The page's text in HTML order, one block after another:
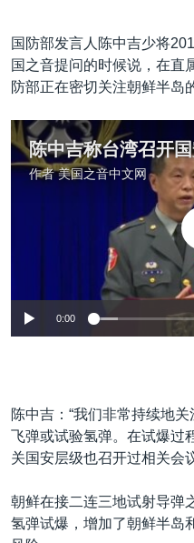
国防部发言人陈中吉少将
国之音提问的时候说，在直
防部正在密切关注朝鲜半岛
作者美国之音中文网
没有
0:00
陈中吉：“我们非常持续地
飞弹或试验氢弹。在试爆过
关国安层级也召开过相关会
朝鲜在接二连三地试射导弹
氢弹试爆，增加了朝鲜半岛